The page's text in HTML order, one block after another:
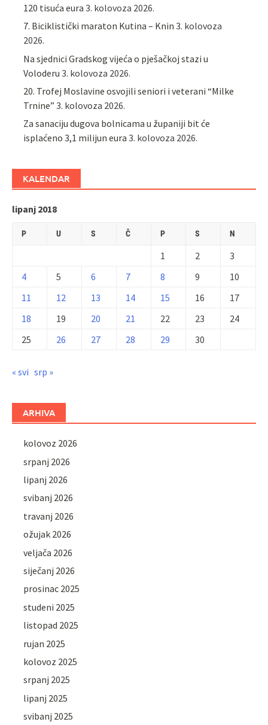
120 tisuća eura 3. kolovoza 2026.
7. Biciklistički maraton Kutina – Knin 3. kolovoza
2026.
Na sjednici Gradskog vijeća o pješačkoj stazi u
Voloderu 3. kolovoza 2026.
20. Trofej Moslavine osvojili seniori i veterani “Milke
Trnine” 3. kolovoza 2026.
Za sanaciju dugova bolnicama u županiji bit će
isplaćeno 3,1 milijun eura 3. kolovoza 2026.
KALENDAR
lipanj 2018
P U S Č P S N
1 2
3
4
5 6 7 8 9
10
11
12 13 14 15 16
17
18
19 20 21 22 23
24
25
26 27 28 29 30
« svi srp »
ARHIVA
kolovoz 2026
srpanj 2026
lipanj 2026
svibanj 2026
travanj 2026
ožujak 2026
veljača 2026
siječanj 2026
prosinac 2025
studeni 2025
listopad 2025
rujan 2025
kolovoz 2025
srpanj 2025
lipanj 2025
svibanj 2025